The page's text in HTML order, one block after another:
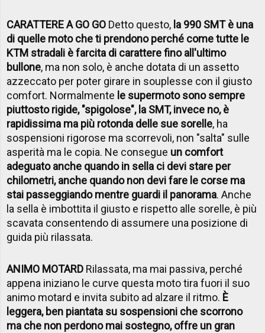
CARATTERE A GO GO Detto questo, la 990 SMT è una
di quelle moto che ti prendono perché come tutte le
KTM stradali è farcita di carattere fino all'ultimo
bullone, ma non solo, è anche dotata di un assetto
azzeccato per poter girare in souplesse con il giusto
comfort. Normalmente le supermoto sono sempre
piuttosto rigide, "spigolose", la SMT, invece no, è
rapidissima ma più rotonda delle sue sorelle, ha
sospensioni rigorose ma scorrevoli, non "salta" sulle
asperità ma le copia. Ne consegue un comfort
adeguato anche quando in sella ci devi stare per
chilometri, anche quando non devi fare le corse ma
stai passeggiando mentre guardi il panorama. Anche
la sella è imbottita il giusto e rispetto alle sorelle, è più
scavata consentendo di assumere una posizione di
guida più rilassata.
ANIMO MOTARD Rilassata, ma mai passiva, perché
appena iniziano le curve questa moto tira fuori il suo
animo motard e invita subito ad alzare il ritmo. È
leggera, ben piantata su sospensioni che scorrono
ma che non perdono mai sostegno, offre un gran